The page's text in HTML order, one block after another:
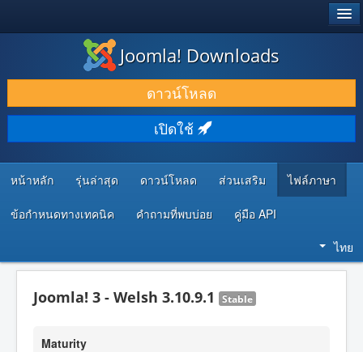
ดาวน์โหลด & ส่วนเสริม
ค้นคว้า & เรียนรู้
ชุมชน & สนับสนุน
ทรัพยากรสำหรับนักพัฒนา
Joomla! Downloads
ดาวน์โหลด
เปิดใช้
หน้าหลัก รุ่นล่าสุด ดาวน์โหลด ส่วนเสริม ไฟล์ภาษา
ข้อกำหนดทางเทคนิค คำถามที่พบบ่อย คู่มือ API
ไทย
Joomla! 3 - Welsh 3.10.9.1 Stable
Maturity